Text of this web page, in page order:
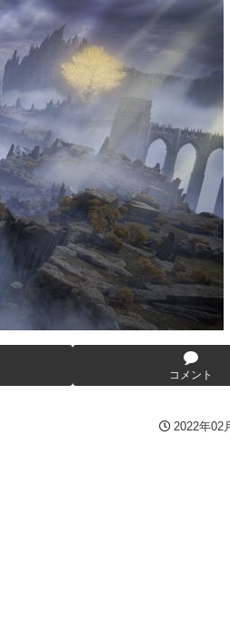
デート盛り沢山！？貴様ら何から始
に
合わせを自白していた
タ (シェザール隊仕様 B&C班装備)」
カウントを晒し上げにしてしまい……
ら結婚してあげるよな？？？？？？？
が空いてないダイハツ駆逐並べて 高
逮捕の数日前に釈放されたばかりなの
社クビになった
分いたぞ😡」 →しかし事実上の視察
コメント
2022年02